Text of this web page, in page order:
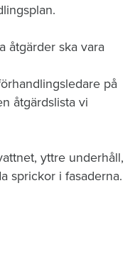
åtgärder ska vara
på
åtgärdslista vi
yttre underhåll,
sprickor i fasaderna.